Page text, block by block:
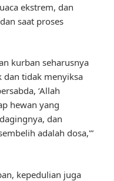
ekstrem, dan
saat proses
kurban seharusnya
dan tidak menyiksa
‘Allah
hewan yang
dan
adalah dosa,'”
kepedulian juga